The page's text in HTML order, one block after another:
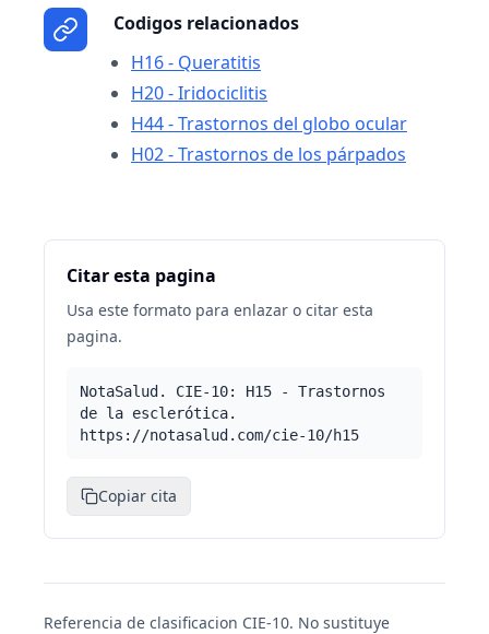
Codigos relacionados
H16 - Queratitis
H20 - Iridociclitis
H44 - Trastornos del globo ocular
H02 - Trastornos de los párpados
Citar esta pagina
Usa este formato para enlazar o citar esta
pagina.
NotaSalud. CIE-10: H15 - Trastornos
de la esclerótica.
https://notasalud.com/cie-10/h15
Copiar cita
Referencia de clasificacion CIE-10. No sustituye